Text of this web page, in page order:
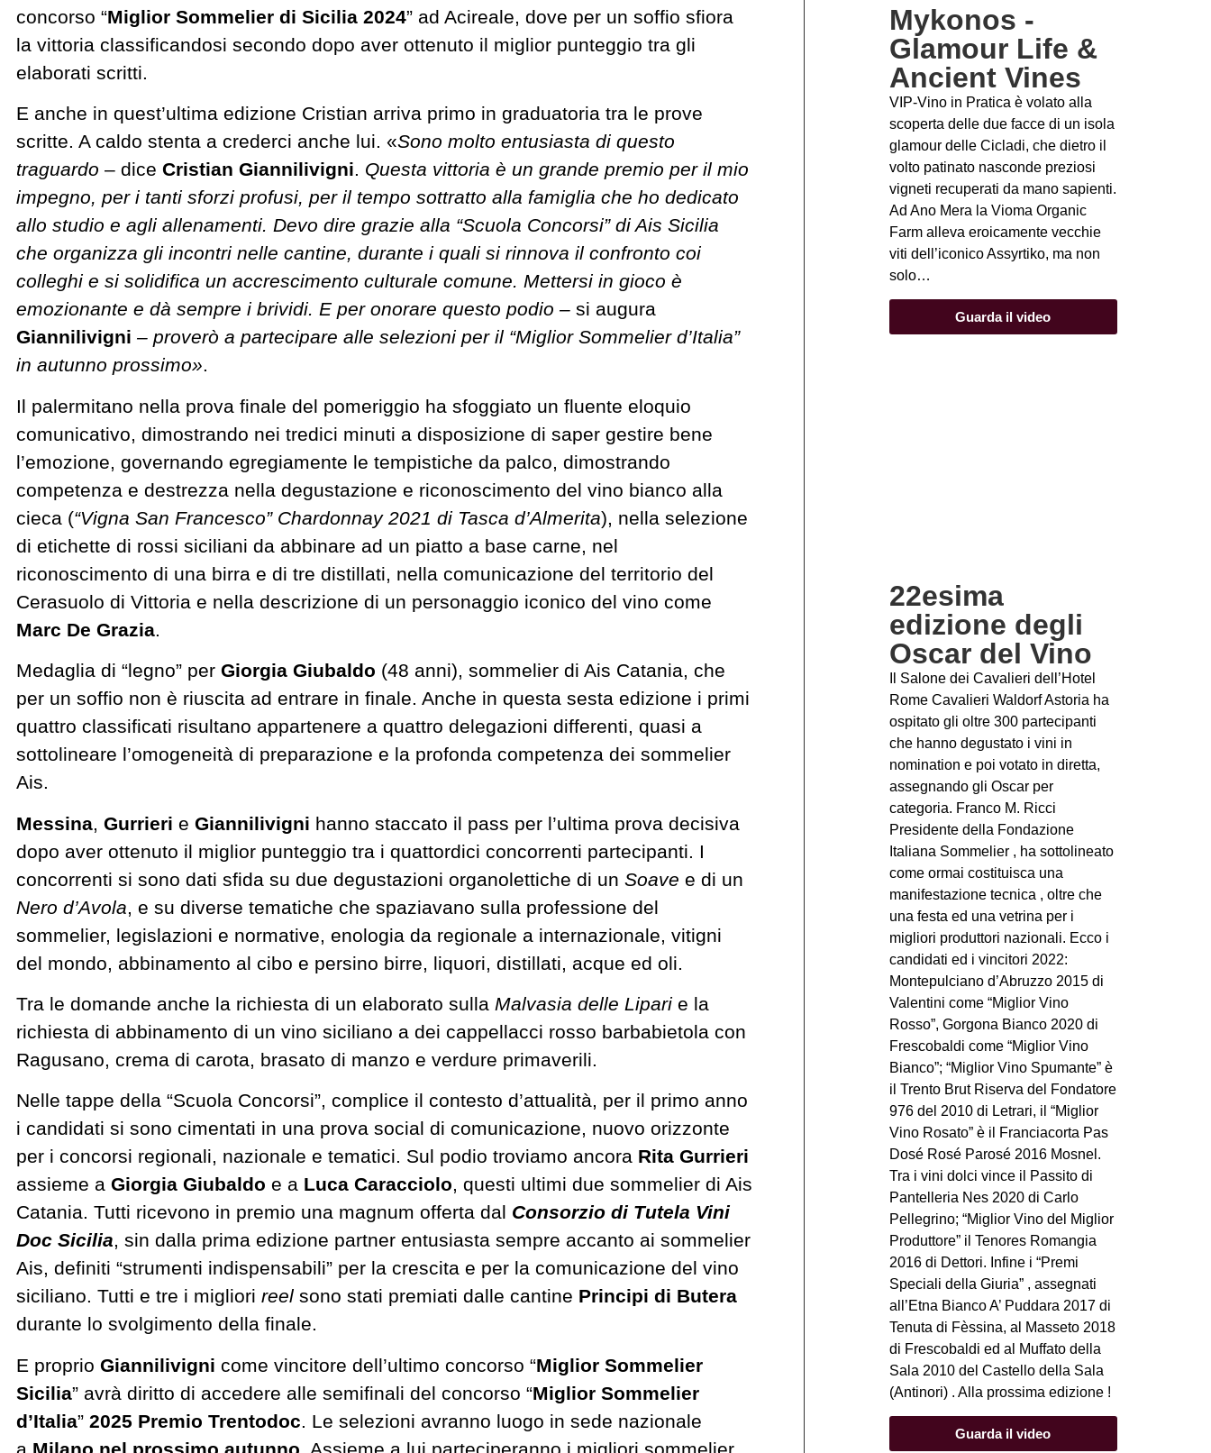
concorso “Miglior Sommelier di Sicilia 2024” ad Acireale, dove per un soffio sfiora
la vittoria classificandosi secondo dopo aver ottenuto il miglior punteggio tra gli
elaborati scritti.
E anche in quest’ultima edizione Cristian arriva primo in graduatoria tra le prove
scritte. A caldo stenta a crederci anche lui. «Sono molto entusiasta di questo
traguardo – dice Cristian Giannilivigni. Questa vittoria è un grande premio per il mio
impegno, per i tanti sforzi profusi, per il tempo sottratto alla famiglia che ho dedicato
allo studio e agli allenamenti. Devo dire grazie alla “Scuola Concorsi” di Ais Sicilia
che organizza gli incontri nelle cantine, durante i quali si rinnova il confronto coi
colleghi e si solidifica un accrescimento culturale comune. Mettersi in gioco è
emozionante e dà sempre i brividi. E per onorare questo podio – si augura
Giannilivigni – proverò a partecipare alle selezioni per il “Miglior Sommelier d’Italia”
in autunno prossimo».
Il palermitano nella prova finale del pomeriggio ha sfoggiato un fluente eloquio
comunicativo, dimostrando nei tredici minuti a disposizione di saper gestire bene
l’emozione, governando egregiamente le tempistiche da palco, dimostrando
competenza e destrezza nella degustazione e riconoscimento del vino bianco alla
cieca (“Vigna San Francesco” Chardonnay 2021 di Tasca d’Almerita), nella selezione
di etichette di rossi siciliani da abbinare ad un piatto a base carne, nel
riconoscimento di una birra e di tre distillati, nella comunicazione del territorio del
Cerasuolo di Vittoria e nella descrizione di un personaggio iconico del vino come
Marc De Grazia.
Medaglia di “legno” per Giorgia Giubaldo (48 anni), sommelier di Ais Catania, che
per un soffio non è riuscita ad entrare in finale. Anche in questa sesta edizione i primi
quattro classificati risultano appartenere a quattro delegazioni differenti, quasi a
sottolineare l’omogeneità di preparazione e la profonda competenza dei sommelier
Ais.
Messina Gurrieri e Giannilivigni hanno staccato il pass per l’ultima prova decisiva
dopo aver ottenuto il miglior punteggio tra i quattordici concorrenti partecipanti. I
concorrenti si sono dati sfida su due degustazioni organolettiche di un Soave e di un
Nero d’Avola , e su diverse tematiche che spaziavano sulla professione del
sommelier, legislazioni e normative, enologia da regionale a internazionale, vitigni
del mondo, abbinamento al cibo e persino birre, liquori, distillati, acque ed oli.
Tra le domande anche la richiesta di un elaborato sulla Malvasia delle Lipari e la
richiesta di abbinamento di un vino siciliano a dei cappellacci rosso barbabietola con
Ragusano, crema di carota, brasato di manzo e verdure primaverili.
Nelle tappe della “Scuola Concorsi”, complice il contesto d’attualità, per il primo anno
i candidati si sono cimentati in una prova social di comunicazione, nuovo orizzonte
per i concorsi regionali, nazionale e tematici. Sul podio troviamo ancora Rita Gurrieri
assieme a Giorgia Giubaldo e a Luca Caracciolo, questi ultimi due sommelier di Ais
Catania. Tutti ricevono in premio una magnum offerta dal Consorzio di Tutela Vini
Doc Sicilia, sin dalla prima edizione partner entusiasta sempre accanto ai sommelier
Ais, definiti “strumenti indispensabili” per la crescita e per la comunicazione del vino
siciliano. Tutti e tre i migliori reel sono stati premiati dalle cantine Principi di Butera
durante lo svolgimento della finale.
E proprio Giannilivigni come vincitore dell’ultimo concorso “Miglior Sommelier
Sicilia” avrà diritto di accedere alle semifinali del concorso “Miglior Sommelier
d’Italia” 2025 Premio Trentodoc. Le selezioni avranno luogo in sede nazionale
a Milano nel prossimo autunno . Assieme a lui parteciperanno i migliori sommelier
Mykonos -
Glamour Life &
Ancient Vines
VIP-Vino in Pratica è volato alla
scoperta delle due facce di un isola
glamour delle Cicladi, che dietro il
volto patinato nasconde preziosi
vigneti recuperati da mano sapienti.
Ad Ano Mera la Vioma Organic
Farm alleva eroicamente vecchie
viti dell’iconico Assyrtiko, ma non
solo…
Guarda il video
22esima
edizione degli
Oscar del Vino
Il Salone dei Cavalieri dell’Hotel
Rome Cavalieri Waldorf Astoria ha
ospitato gli oltre 300 partecipanti
che hanno degustato i vini in
nomination e poi votato in diretta,
assegnando gli Oscar per
categoria. Franco M. Ricci
Presidente della Fondazione
Italiana Sommelier , ha sottolineato
come ormai costituisca una
manifestazione tecnica , oltre che
una festa ed una vetrina per i
migliori produttori nazionali. Ecco i
candidati ed i vincitori 2022:
Montepulciano d’Abruzzo 2015 di
Valentini come “Miglior Vino
Rosso”, Gorgona Bianco 2020 di
Frescobaldi come “Miglior Vino
Bianco”; “Miglior Vino Spumante” è
il Trento Brut Riserva del Fondatore
976 del 2010 di Letrari, il “Miglior
Vino Rosato” è il Franciacorta Pas
Dosé Rosé Parosé 2016 Mosnel.
Tra i vini dolci vince il Passito di
Pantelleria Nes 2020 di Carlo
Pellegrino; “Miglior Vino del Miglior
Produttore” il Tenores Romangia
2016 di Dettori. Infine i “Premi
Speciali della Giuria” , assegnati
all’Etna Bianco A’ Puddara 2017 di
Tenuta di Fèssina, al Masseto 2018
di Frescobaldi ed al Muffato della
Sala 2010 del Castello della Sala
(Antinori) . Alla prossima edizione !
Guarda il video